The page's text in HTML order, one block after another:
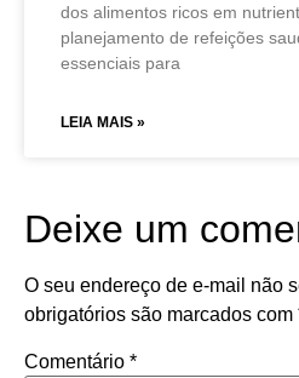
dos alimentos ricos em
planejamento de refeições
essenciais para
LEIA MAIS »
Deixe um
O seu endereço de e-mail não
obrigatórios são marcados com
Comentário *